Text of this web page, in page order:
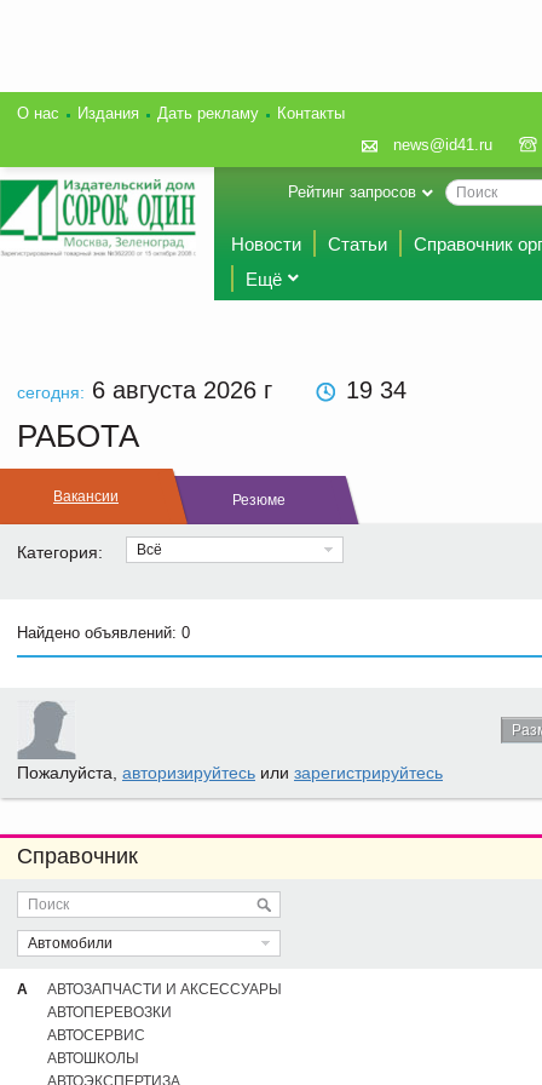
О нас Издания Дать рекламу
Контакты
news@id41.ru
Рейтинг запросов
Новости Статьи
Справочник
Ещё
сегодня: 6 августа 2026 г 19 34
РАБОТА
Вакансии Резюме
Категория: Всё
Найдено объявлений: 0
Пожалуйста, авторизируйтесь или зарегистрируйтесь
Справочник
Автомобили
А
АВТОЗАПЧАСТИ И АКСЕССУАРЫ
АВТОПЕРЕВОЗКИ
АВТОСЕРВИС
АВТОШКОЛЫ
АВТОЭКСПЕРТИЗА